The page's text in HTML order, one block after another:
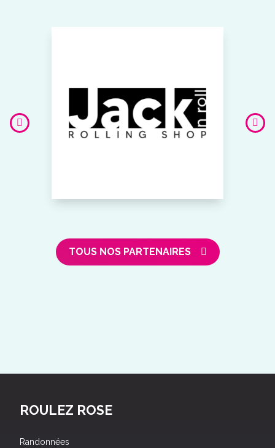
TOUS NOS PARTENAIRES
ROULEZ ROSE
Randonnées